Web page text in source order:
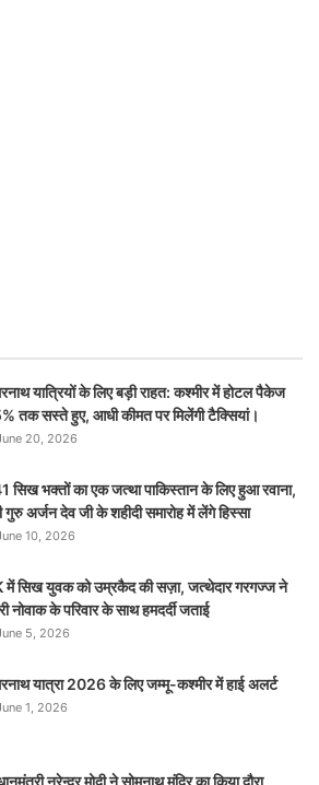
यात्रियों के लिए बड़ी राहत: कश्मीर में होटल पैकेज
तक सस्ते हुए, आधी कीमत पर मिलेंगी टैक्सियां।
20, 2026
सिख भक्तों का एक जत्था पाकिस्तान के लिए हुआ रवाना,
गुरु अर्जन देव जी के शहीदी समारोह में लेंगे हिस्सा
10, 2026
में सिख युवक को उम्रकैद की सज़ा, जत्थेदार गरगज्ज ने
नोवाक के परिवार के साथ हमदर्दी जताई
5, 2026
यात्रा 2026 के लिए जम्मू-कश्मीर में हाई अलर्ट
1, 2026
नरेन्‍द्र मोदी ने सोमनाथ मंदिर का किया दौरा